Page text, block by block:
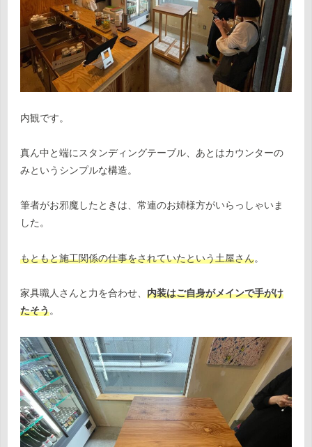
内観です。
真ん中と端にスタンディングテーブル、あとはカウンターの
みというシンプルな構造。
筆者がお邪魔したときは、常連のお姉様方がいらっしゃいま
した。
もともと施工関係の仕事をされていたという土屋さん。
家具職人さんと力を合わせ、 内装はご自身がメインで手がけ
たそう。